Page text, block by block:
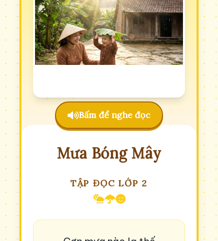
Bấm để nghe đọc
Mưa Bóng Mây
TẬP ĐỌC LỚP 2